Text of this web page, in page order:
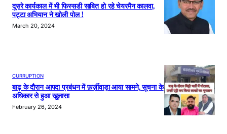
दूसरे कार्यकाल में भी फिस्सडी साबित हो रहे चेयरमैन कालवा,
पट्टा अभियान ने खोली पोल !
March 20, 2024
CURRUPTION
बाढ़ के दौरान आपदा प्रबंधन में फ़र्ज़ीवाड़ा आया सामने, सूचना के
अधिकार से हुआ खुलासा
February 26, 2024